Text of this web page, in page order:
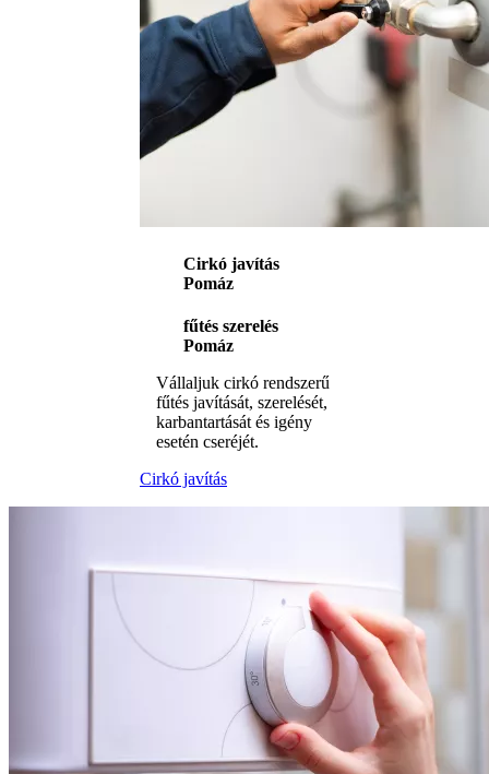
Cirkó javítás
Pomáz
fűtés szerelés
Pomáz
Vállaljuk cirkó rendszerű
fűtés javítását, szerelését,
karbantartását és igény
esetén cseréjét.
Cirkó javítás